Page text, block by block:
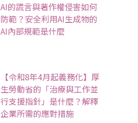
AI的謊言與著作權侵害如何
防範？安全利用AI生成物的
AI內部規範是什麼
【令和8年4月起義務化】厚
生勞動省的「治療與工作並
行支援指針」是什麼？解釋
企業所需的應對措施